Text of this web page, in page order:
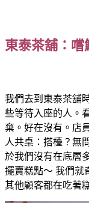
東泰茶舖：嚐
我們去到東泰茶舖
些等待入座的人。
棄。好在沒有。店
人共桌：搭檯？無
於我們沒有在底層
擺賣糕點～ 我們就
其他顧客都在吃著